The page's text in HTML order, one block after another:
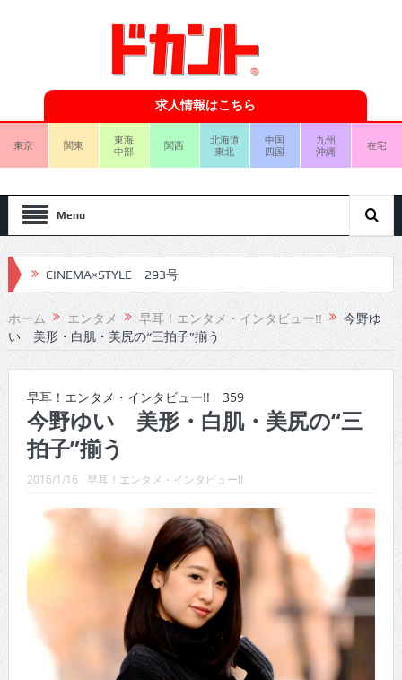
求人情報はこちら
東京 関東
東海
中部
関西
北海道
東北
中国
四国
九州
沖縄
在宅
Menu
CINEMA×STYLE 293号
CINEMA×STYLE 292号
CINEMA×STYLE 291号
CINEMA×STYLE 289号
CINEMA×STYLE 288号
CINEMA×STYLE 287号
CINEMA×STYLE 286号
CINEMA×STYLE 285号
CINEMA×STYLE 294号
ホーム エンタメ 早耳！エンタメ・インタビュー!!
今野ゆ
い 美形・白肌・美尻の“三拍子”揃う
早耳！エンタメ・インタビュー!! 359
今野ゆい 美形・白肌・美尻の“三
拍子”揃う
2016/1/16 早耳！エンタメ・インタビュー!!